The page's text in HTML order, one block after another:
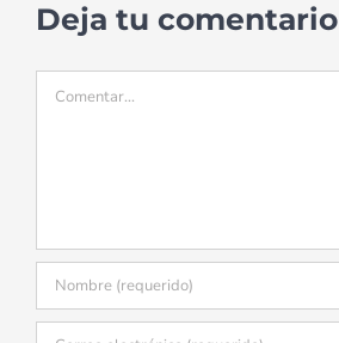
Deja tu comentario